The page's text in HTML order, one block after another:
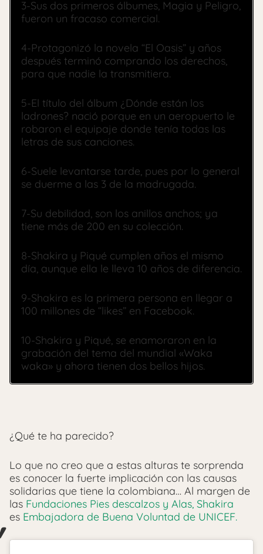
3-Sus dos primeros álbumes, Magia y Peligro,
fueron un fracaso comercial.
4-Protagonizó la novela “El Oasis” y años
después terminó comprando los derechos,
para que nadie la transmitiera.
5-El título del álbum ¿Dónde están los
ladrones? nació porque en un aeropuerto le
robaron el equipaje donde tenía todas las
letras de sus canciones.
6-Suele levantarse tarde, pues por lo general
se duerme a las 3 de la madrugada.
7-Su debilidad, son los anillos anchos; ya
tiene más de 200 en su colección.
8-Shakira y Piqué cumplen años el mismo
día, aunque ella le lleva 10 años de diferencia.
9-Shakira es la primera persona en llegar a
100 millones de “likes” en Facebook.
10-Shakira y Piqué, se enamoraron en la
grabación del tema del mundial «Waka
waka» y ahora tienen dos bellos hijos.
¿Qué te ha parecido?
Lo que no creo que a estas alturas te sorprenda
es conocer la fuerte implicación con las causas
solidarias que tiene la colombiana… Al margen de
las Fundaciones Pies descalzos y Alas, Shakira
es Embajadora de Buena Voluntad de UNICEF.